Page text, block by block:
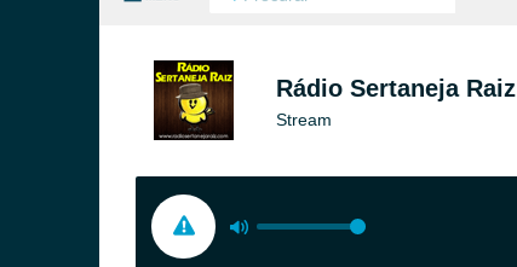
Rádio Sertaneja Raiz
Stream